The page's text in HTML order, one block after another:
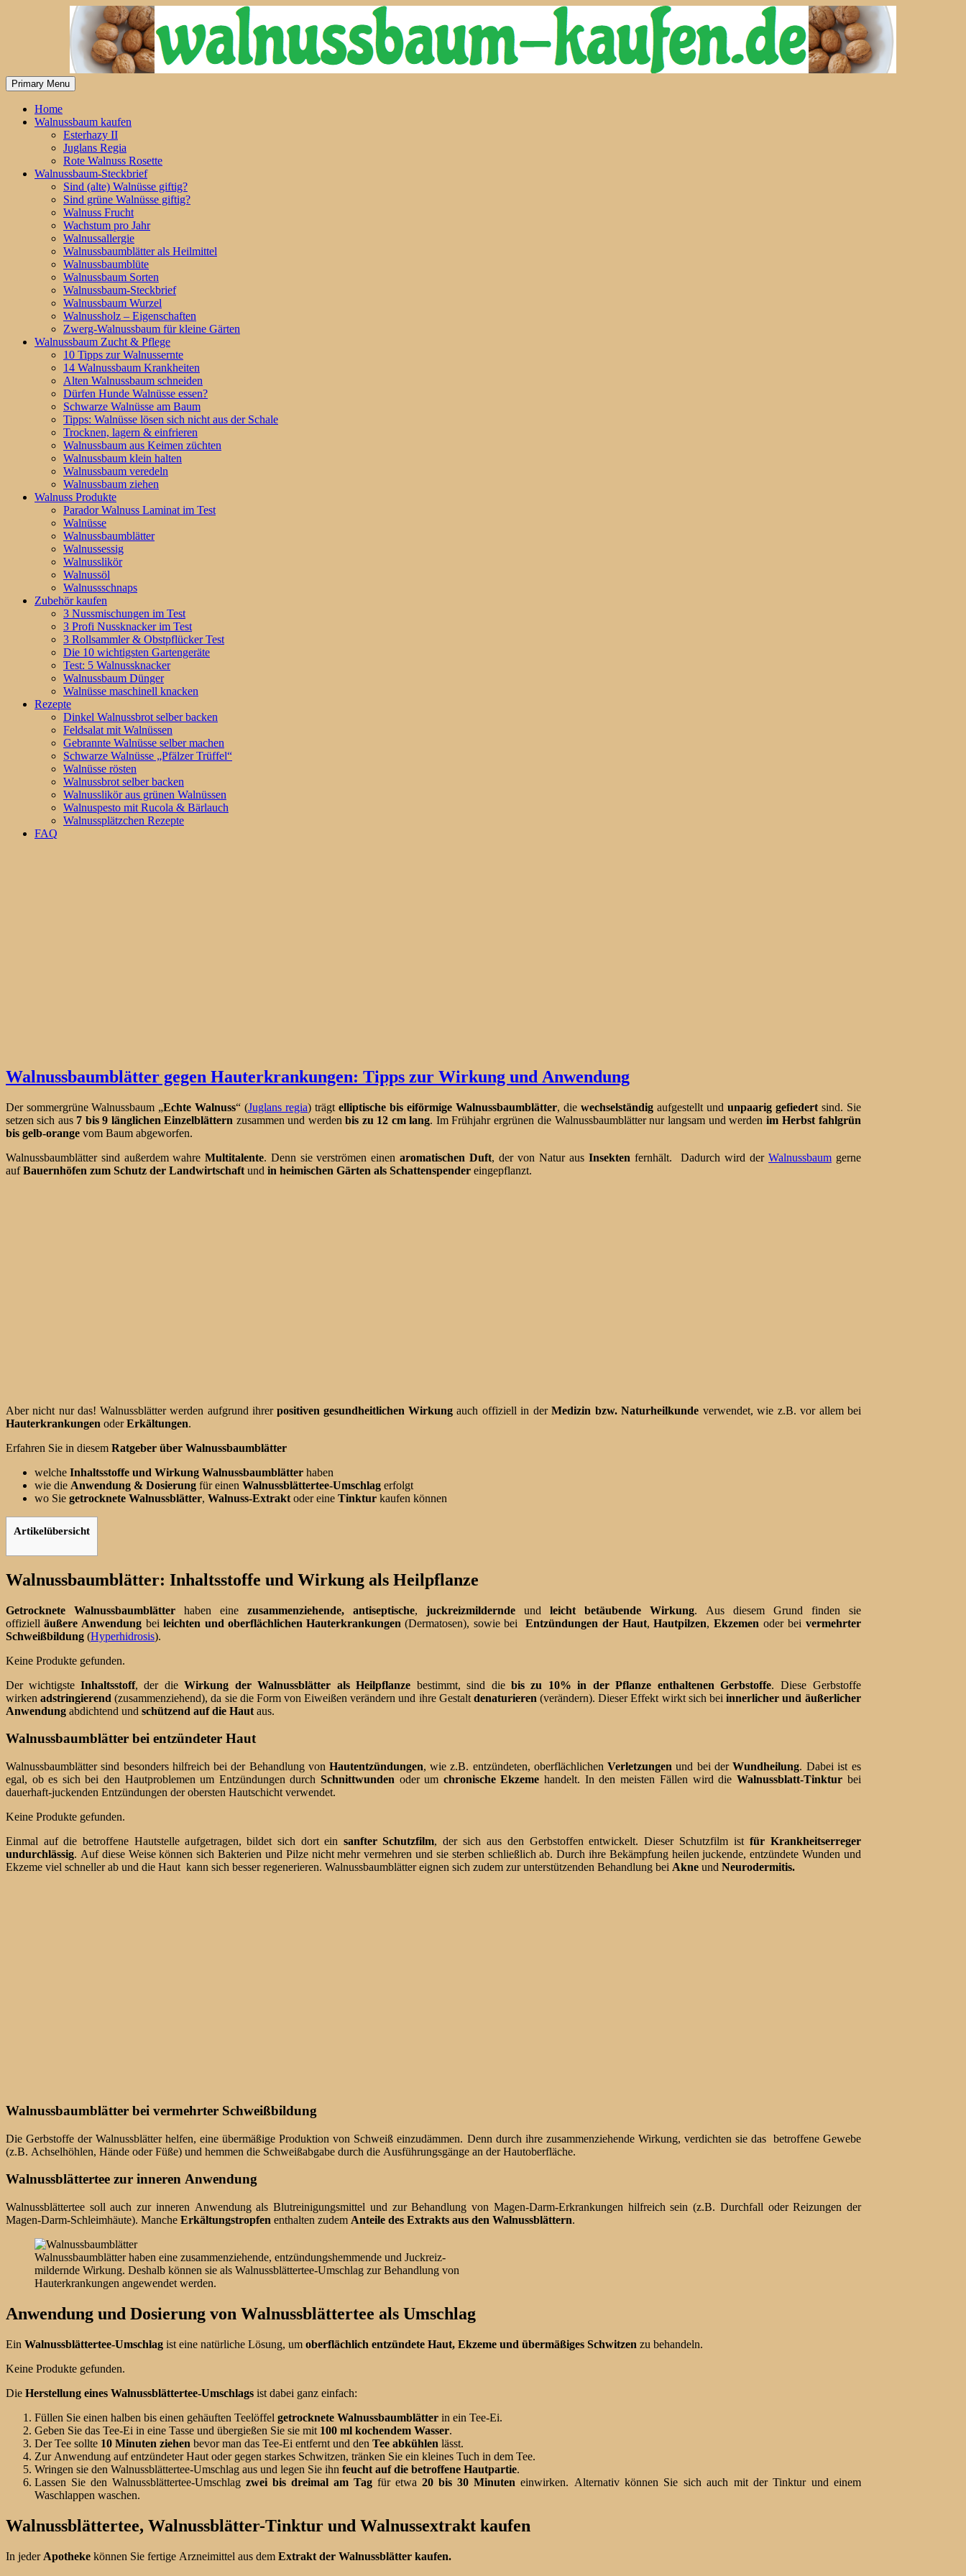
Primary Menu
Home
Walnussbaum kaufen
Esterhazy II
Juglans Regia
Rote Walnuss Rosette
Walnussbaum-Steckbrief
Sind (alte) Walnüsse giftig?
Sind grüne Walnüsse giftig?
Walnuss Frucht
Wachstum pro Jahr
Walnussallergie
Walnussbaumblätter als Heilmittel
Walnussbaumblüte
Walnussbaum Sorten
Walnussbaum-Steckbrief
Walnussbaum Wurzel
Walnussholz – Eigenschaften
Zwerg-Walnussbaum für kleine Gärten
Walnussbaum Zucht & Pflege
10 Tipps zur Walnussernte
14 Walnussbaum Krankheiten
Alten Walnussbaum schneiden
Dürfen Hunde Walnüsse essen?
Schwarze Walnüsse am Baum
Tipps: Walnüsse lösen sich nicht aus der Schale
Trocknen, lagern & einfrieren
Walnussbaum aus Keimen züchten
Walnussbaum klein halten
Walnussbaum veredeln
Walnussbaum ziehen
Walnuss Produkte
Parador Walnuss Laminat im Test
Walnüsse
Walnussbaumblätter
Walnussessig
Walnusslikör
Walnussöl
Walnussschnaps
Zubehör kaufen
3 Nussmischungen im Test
3 Profi Nussknacker im Test
3 Rollsammler & Obstpflücker Test
Die 10 wichtigsten Gartengeräte
Test: 5 Walnussknacker
Walnussbaum Dünger
Walnüsse maschinell knacken
Rezepte
Dinkel Walnussbrot selber backen
Feldsalat mit Walnüssen
Gebrannte Walnüsse selber machen
Schwarze Walnüsse „Pfälzer Trüffel“
Walnüsse rösten
Walnussbrot selber backen
Walnusslikör aus grünen Walnüssen
Walnuspesto mit Rucola & Bärlauch
Walnussplätzchen Rezepte
FAQ
Walnussbaumblätter gegen Hauterkrankungen: Tipps zur Wirkung und Anwendung
Der sommergrüne Walnussbaum „Echte Walnuss“ (Juglans regia) trägt elliptische bis eiförmige Walnussbaumblätter, die wechselständig aufgestellt und unpaarig gefiedert sind. Sie
setzen sich aus 7 bis 9 länglichen Einzelblättern zusammen und werden bis zu 12 cm lang. Im Frühjahr ergrünen die Walnussbaumblätter nur langsam und werden im Herbst fahlgrün
bis gelb-orange vom Baum abgeworfen.
Walnussbaumblätter sind außerdem wahre Multitalente. Denn sie verströmen einen aromatischen Duft, der von Natur aus Insekten fernhält. Dadurch wird der Walnussbaum gerne
aufBauernhöfen zum Schutz der Landwirtschaft und in heimischen Gärten als Schattenspender eingepflanzt.
Aber nicht nur das! Walnussblätter werden aufgrund ihrer positiven gesundheitlichen Wirkung auch offiziell in der Medizin bzw. Naturheilkunde verwendet, wie z.B. vor allem bei
Hauterkrankungen oderErkältungen.
Erfahren Sie in diesem Ratgeber über Walnussbaumblätter
welche Inhaltsstoffe und Wirkung Walnussbaumblätter haben
wie die Anwendung & Dosierung für einen Walnussblättertee-Umschlag erfolgt
wo Sie getrocknete Walnussblätter, Walnuss-Extrakt oder eine Tinktur kaufen können
Artikelübersicht
Walnussbaumblätter: Inhaltsstoffe und Wirkung als Heilpflanze
Getrocknete Walnussbaumblätter haben eine zusammenziehende, antiseptische, juckreizmildernde und leicht betäubende Wirkung. Aus diesem Grund finden sie
offiziell äußere Anwendung bei leichten und oberflächlichen Hauterkrankungen (Dermatosen), sowie bei Entzündungen der Haut, Hautpilzen, Ekzemen oder bei vermehrter
Schweißbildung (Hyperhidrosis).
Keine Produkte gefunden.
Der wichtigste Inhaltsstoff, der die Wirkung der Walnussblätter als Heilpflanze bestimmt, sind die bis zu 10% in der Pflanze enthaltenen Gerbstoffe. Diese Gerbstoffe
wirken adstringierend (zusammenziehend), da sie die Form von Eiweißen verändern und ihre Gestalt denaturieren (verändern). Dieser Effekt wirkt sich bei innerlicher und äußerlicher
Anwendung abdichtend und schützend auf die Haut aus.
Walnussbaumblätter bei entzündeter Haut
Walnussbaumblätter sind besonders hilfreich bei der Behandlung von Hautentzündungen, wie z.B. entzündeten, oberflächlichen Verletzungen und bei der Wundheilung. Dabei ist es
egal, ob es sich bei den Hautproblemen um Entzündungen durch Schnittwunden oder um chronische Ekzeme handelt. In den meisten Fällen wird die Walnussblatt-Tinktur bei
dauerhaft-juckenden Entzündungen der obersten Hautschicht verwendet.
Keine Produkte gefunden.
Einmal auf die betroffene Hautstelle aufgetragen, bildet sich dort ein sanfter Schutzfilm, der sich aus den Gerbstoffen entwickelt. Dieser Schutzfilm ist für Krankheitserreger
undurchlässig. Auf diese Weise können sich Bakterien und Pilze nicht mehr vermehren und sie sterben schließlich ab. Durch ihre Bekämpfung heilen juckende, entzündete Wunden und
Ekzeme viel schneller ab und die Haut kann sich besser regenerieren. Walnussbaumblätter eignen sich zudem zur unterstützenden Behandlung bei Akne und Neurodermitis.
Walnussbaumblätter bei vermehrter Schweißbildung
Die Gerbstoffe der Walnussblätter helfen, eine übermäßige Produktion von Schweiß einzudämmen. Denn durch ihre zusammenziehende Wirkung, verdichten sie das betroffene Gewebe
(z.B. Achselhöhlen, Hände oder Füße) und hemmen die Schweißabgabe durch die Ausführungsgänge an der Hautoberfläche.
Walnussblättertee zur inneren Anwendung
Walnussblättertee soll auch zur inneren Anwendung als Blutreinigungsmittel und zur Behandlung von Magen-Darm-Erkrankungen hilfreich sein (z.B. Durchfall oder Reizungen der
Magen-Darm-Schleimhäute). Manche Erkältungstropfen enthalten zudem Anteile des Extrakts aus den Walnussblättern.
Walnussbaumblätter haben eine zusammenziehende, entzündungshemmende und Juckreiz-
mildernde Wirkung. Deshalb können sie als Walnussblättertee-Umschlag zur Behandlung von
Hauterkrankungen angewendet werden.
Anwendung und Dosierung von Walnussblättertee als Umschlag
Ein Walnussblättertee-Umschlag ist eine natürliche Lösung, um oberflächlich entzündete Haut, Ekzeme und übermäßiges Schwitzen zu behandeln.
Keine Produkte gefunden.
Die Herstellung eines Walnussblättertee-Umschlags ist dabei ganz einfach:
Füllen Sie einen halben bis einen gehäuften Teelöffel getrocknete Walnussbaumblätter in ein Tee-Ei.
Geben Sie das Tee-Ei in eine Tasse und übergießen Sie sie mit 100 ml kochendem Wasser.
Der Tee sollte 10 Minuten ziehen bevor man das Tee-Ei entfernt und den Tee abkühlen lässt.
Zur Anwendung auf entzündeter Haut oder gegen starkes Schwitzen, tränken Sie ein kleines Tuch in dem Tee.
Wringen sie den Walnussblättertee-Umschlag aus und legen Sie ihn feucht auf die betroffene Hautpartie.
Lassen Sie den Walnussblättertee-Umschlag zwei bis dreimal am Tag für etwa 20 bis 30 Minuten einwirken. Alternativ können Sie sich auch mit der Tinktur und einem
Waschlappen waschen.
Walnussblättertee, Walnussblätter-Tinktur und Walnussextrakt kaufen
In jeder Apotheke können Sie fertige Arzneimittel aus dem Extrakt der Walnussblätter kaufen.